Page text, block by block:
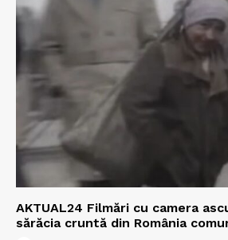
AKTUAL24 Filmări cu camera
sărăcia cruntă din România